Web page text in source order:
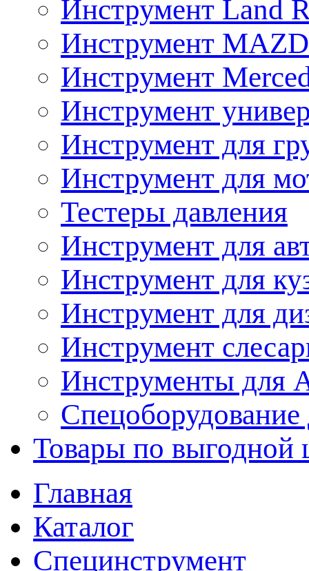
Инструмент Land
Инструмент
Инструмент
Инструмент
Инструмент для
Инструмент для
Тестеры давления
Инструмент для
Инструмент для
Инструмент для
Инструмент
Инструменты
Спецоборудование
Товары по выгодной
Главная
Каталог
Специнструмент